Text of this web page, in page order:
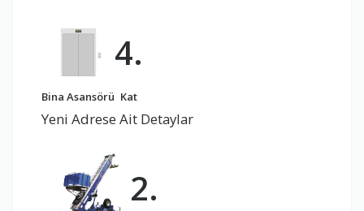
Bina Asansörü
4.
Kat
Yeni Adrese Ait Detaylar
2.